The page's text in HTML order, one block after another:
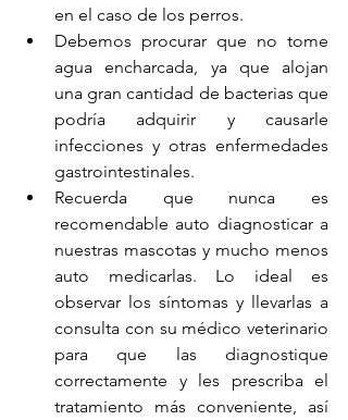
en el caso de los perros.
Debemos procurar que no tome
agua encharcada, ya que alojan
una gran cantidad de bacterias que
podría adquirir y causarle
infecciones y otras enfermedades
gastrointestinales.
Recuerda que nunca es
recomendable auto diagnosticar a
nuestras mascotas y mucho menos
auto medicarlas. Lo ideal es
observar los síntomas y llevarlas a
consulta con su médico veterinario
para que las diagnostique
correctamente y les prescriba el
tratamiento más conveniente, así